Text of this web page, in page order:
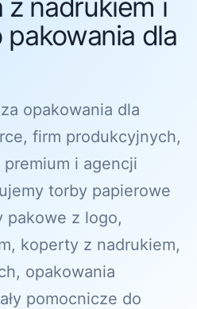
z nadrukiem i
pakowania dla
opakowania dla
firm produkcyjnych,
i agencji
torby papierowe
pakowe z logo,
koperty z nadrukiem,
opakowania
pomocnicze do